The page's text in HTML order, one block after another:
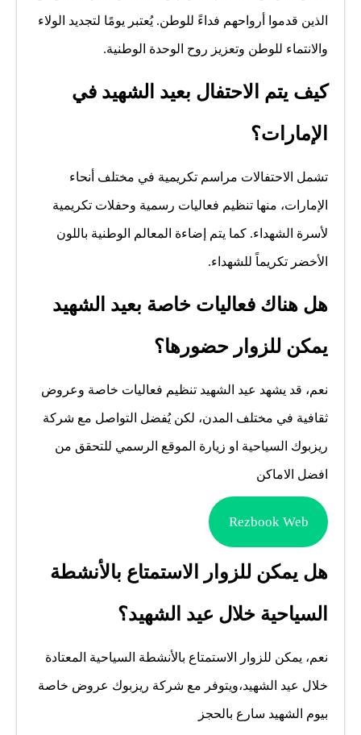
الذين قدموا أرواحهم فداءً للوطن. يُعتبر يومًا لتجديد الولاء
والانتماء للوطن وتعزيز روح الوحدة الوطنية.
كيف يتم الاحتفال بعيد الشهيد في
الإمارات؟
تشمل الاحتفالات مراسم تكريمية في مختلف أنحاء
الإمارات، منها تنظيم فعاليات رسمية وحفلات تكريمية
لأسرة الشهداء. كما يتم إضاءة المعالم الوطنية باللون
الأخضر تكريماً للشهداء.
هل هناك فعاليات خاصة بعيد الشهيد
يمكن للزوار حضورها؟
نعم، قد يشهد عيد الشهيد تنظيم فعاليات خاصة وعروض
ثقافية في مختلف المدن، لكن يُفضل التواصل مع شركة
ريزبوك السياحية او زيارة الموقع الرسمي للتحقق من
افضل الاماكن
Rezbook Web
هل يمكن للزوار الاستمتاع بالأنشطة
السياحية خلال عيد الشهيد؟
نعم، يمكن للزوار الاستمتاع بالأنشطة السياحية المعتادة
خلال عيد الشهيد،ويتوفر مع شركة ريزبوك عروض خاصة
بيوم الشهيد سارع بالحجز